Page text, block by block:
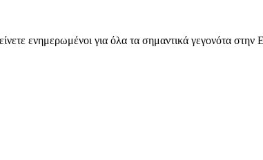
ενημερωμένοι για όλα τα σημαντικά γεγονότα στην